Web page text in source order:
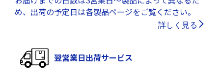
め、出荷の予定日は各製品ページをご覧ください。
詳しく見る
翌営業日出荷サービス